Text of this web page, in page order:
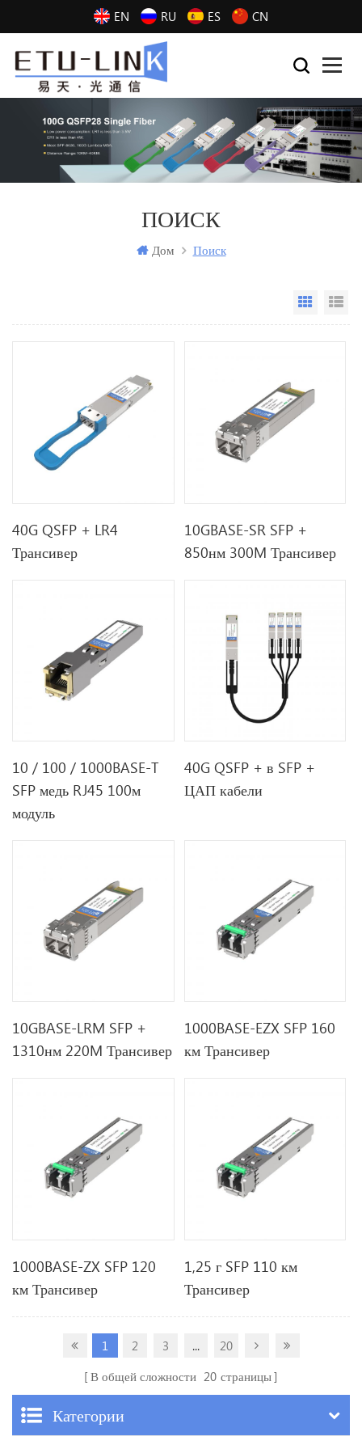
EN RU ES CN
ПОИСК
Дом Поиск
Grid
40G QSFP + LR4
Трансивер
10GBASE-SR SFP +
850нм 300M Трансивер
10 / 100 / 1000BASE-T
SFP медь RJ45 100м
модуль
40G QSFP + в SFP +
ЦАП кабели
10GBASE-LRM SFP +
1310нм 220M Трансивер
1000BASE-EZX SFP 160
км Трансивер
1000BASE-ZX SFP 120
км Трансивер
1,25 г SFP 110 км
Трансивер
1 2 3 ...
20
В общей сложности 20 страницы
Категории